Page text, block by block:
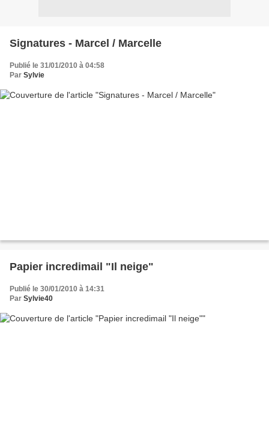
Signatures - Marcel / Marcelle
Publié le 31/01/2010 à 04:58
Par Sylvie
Papier incredimail "Il neige"
Publié le 30/01/2010 à 14:31
Par Sylvie40